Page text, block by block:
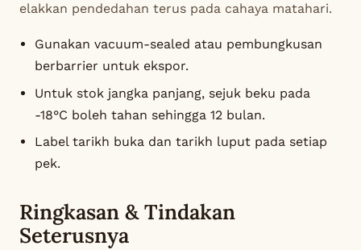
elakkan pendedahan terus pada cahaya matahari.
Gunakan vacuum-sealed atau pembungkusan
berbarrier untuk ekspor.
Untuk stok jangka panjang, sejuk beku pada
-18°C boleh tahan sehingga 12 bulan.
Label tarikh buka dan tarikh luput pada setiap
pek.
Ringkasan & Tindakan
Seterusnya